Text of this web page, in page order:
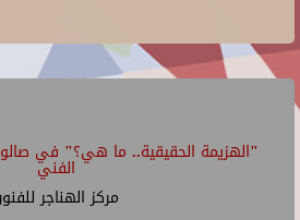
"الهزيمة الحقيقية.. ما هي؟" في صالون
الفني
مركز الهناجر